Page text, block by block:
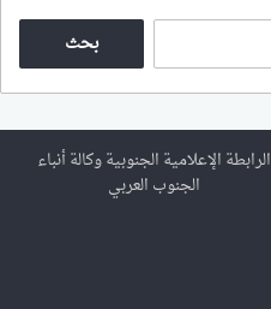
ث
ع
ن
الرابطة الإعلامية الجنوبية وكالة أنباء
الجنوب العربي